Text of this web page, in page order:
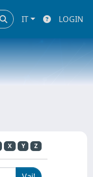
IT LOGIN
X Y Z